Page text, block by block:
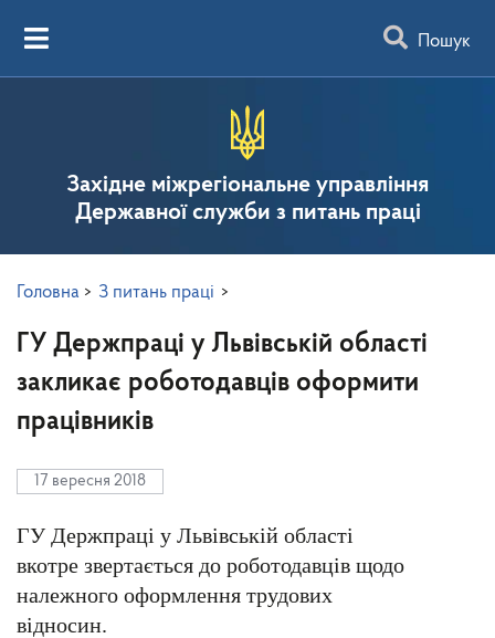
Пошук
Західне міжрегіональне управління
Державної служби з питань праці
Головна > З питань праці >
ГУ Держпраці у Львівській області
закликає роботодавців оформити
працівників
17 вересня 2018
ГУ Держпраці у Львівській області
вкотре звертається до роботодавців щодо
належного оформлення трудових
відносин.